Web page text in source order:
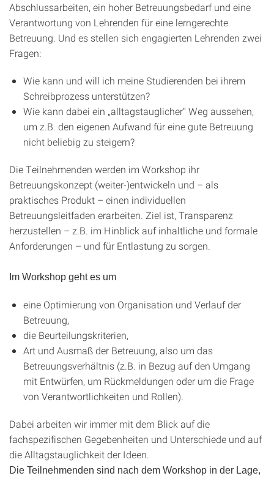
Abschlussarbeiten, ein hoher Betreuungsbedarf und eine
Verantwortung von Lehrenden für eine lerngerechte
Betreuung. Und es stellen sich engagierten Lehrenden zwei
Fragen:
Wie kann und will ich meine Studierenden bei ihrem
Schreibprozess unterstützen?
Wie kann dabei ein „alltagstauglicher“ Weg aussehen,
um z.B. den eigenen Aufwand für eine gute Betreuung
nicht beliebig zu steigern?
Die Teilnehmenden werden im Workshop ihr
Betreuungskonzept (weiter-)entwickeln und – als
praktisches Produkt – einen individuellen
Betreuungsleitfaden erarbeiten. Ziel ist, Transparenz
herzustellen – z.B. im Hinblick auf inhaltliche und formale
Anforderungen – und für Entlastung zu sorgen.
Im Workshop geht es um
eine Optimierung von Organisation und Verlauf der
Betreuung,
die Beurteilungskriterien,
Art und Ausmaß der Betreuung, also um das
Betreuungsverhältnis (z.B. in Bezug auf den Umgang
mit Entwürfen, um Rückmeldungen oder um die Frage
von Verantwortlichkeiten und Rollen).
Dabei arbeiten wir immer mit dem Blick auf die
fachspezifischen Gegebenheiten und Unterschiede und auf
die Alltagstauglichkeit der Ideen.
Die Teilnehmenden sind nach dem Workshop in der Lage,